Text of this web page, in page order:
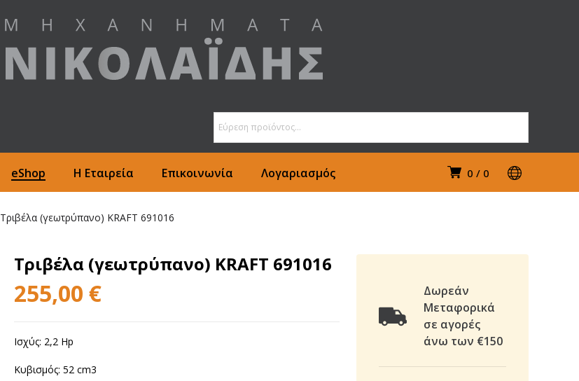
0 0
eShop Η Εταιρεία Επικοινωνία Λογαριασμός
Τριβέλα (γεωτρύπανο) KRAFT 691016
Τριβέλα (γεωτρύπανο) KRAFT 691016
255,00 €
Ισχύς: 2,2 Hp
Κυβισμός: 52 cm3
Δωρεάν
Μεταφορικά
σε αγορές
άνω των €150